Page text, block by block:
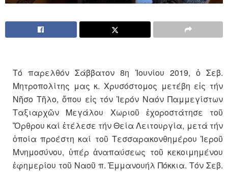
Τό παρελθόν Σάββατον 8η Ἰουνίου 2019, ὁ Σεβ.
Μητροπολίτης μας κ. Χρυσόστομος μετέβη εἰς τήν
Νῆσο Τῆλο, ὅπου εἰς τόν Ἱερόν Ναόν Παμμεγίστων
Ταξιαρχῶν Μεγάλου Χωριοῦ ἐχοροστάτησε τοῦ
Ὄρθρου καί ἐτέλεσε τήν Θεία Λειτουργία, μετά τήν
ὁποία προέστη καί τοῦ Τεσσαρακονθημέρου Ἱεροῦ
Μνημοσύνου, ὑπέρ ἀναπαύσεως τοῦ κεκοιμημένου
ἐφημερίου τοῦ Ναοῦ π. Ἐμμανουήλ Πόκκια. Τόν Σεβ.